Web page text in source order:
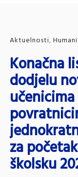
Aktuelnosti,
Konačna
dodjelu
za
školsku